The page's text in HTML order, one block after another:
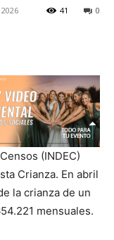
0
41
(INDEC)
Crianza. En abril
la crianza de un
mensuales.